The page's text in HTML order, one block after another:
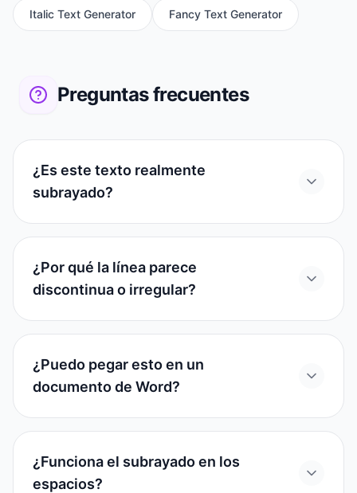
Italic Text Generator Fancy Text Generator
Preguntas frecuentes
¿Es este texto realmente
subrayado?
¿Por qué la línea parece
discontinua o irregular?
¿Puedo pegar esto en un
documento de Word?
¿Funciona el subrayado en los
espacios?